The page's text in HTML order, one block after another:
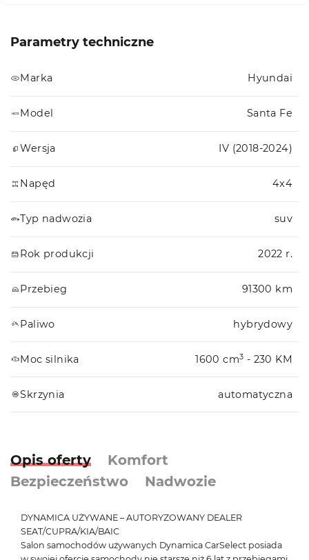
Parametry techniczne
Marka Hyundai
Model Santa Fe
Wersja IV (2018-2024)
Napęd 4x4
Typ nadwozia suv
Rok produkcji 2022 r.
Przebieg 91300 km
Paliwo hybrydowy
Moc silnika 1600 cm3 - 230 KM
Skrzynia automatyczna
Opis oferty
Komfort
Bezpieczeństwo
Nadwozie
DYNAMICA UŻYWANE – AUTORYZOWANY DEALER
SEAT/CUPRA/KIA/BAIC
Salon samochodów używanych Dynamica CarSelect posiada